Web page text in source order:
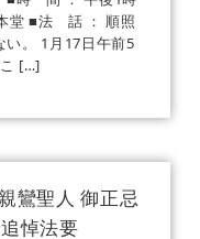
堂 ■法 話 ： 順照
い。 1月17日午前5
[…]
聖人 御正忌
悼法要